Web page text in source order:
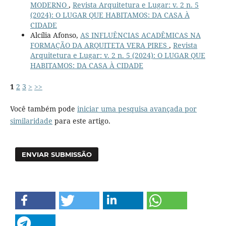
MODERNO , Revista Arquitetura e Lugar: v. 2 n. 5
(2024): O LUGAR QUE HABITAMOS: DA CASA À
CIDADE
Alcília Afonso, AS INFLUÊNCIAS ACADÊMICAS NA
FORMAÇÃO DA ARQUITETA VERA PIRES , Revista
Arquitetura e Lugar: v. 2 n. 5 (2024): O LUGAR QUE
HABITAMOS: DA CASA À CIDADE
1 2 3 > >>
Você também pode iniciar uma pesquisa avançada por
similaridade para este artigo.
ENVIAR SUBMISSÃO